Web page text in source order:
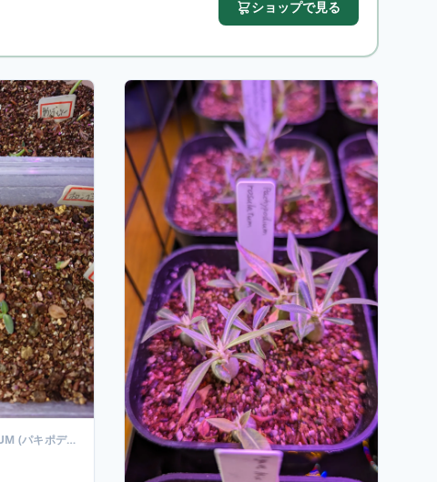
ショップで見る
PACHYPODIUM ROSULATUM (パキポディウム ロスラーツム)